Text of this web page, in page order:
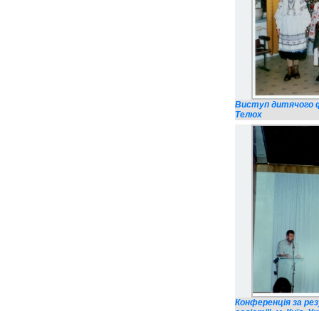
Виступ дитячого
Телюх
Конференція за